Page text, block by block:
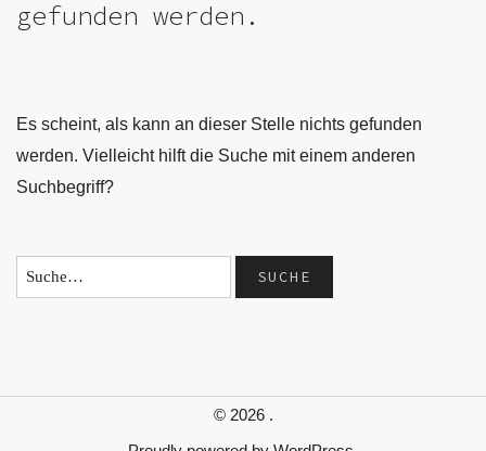
gefunden werden.
Es scheint, als kann an dieser Stelle nichts gefunden
werden. Vielleicht hilft die Suche mit einem anderen
Suchbegriff?
© 2026 .